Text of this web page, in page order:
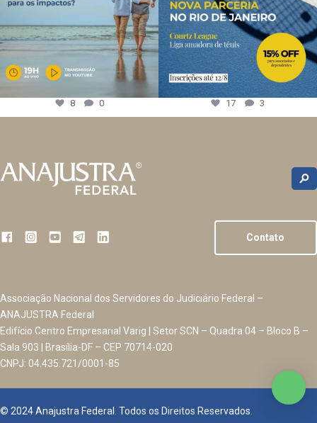
8 0 17 3
Contato
Associação Nacional dos Servidores do Judiciário Federal –
ANAJUSTRA Federal
Edifício Centro Empresarial Varig | Setor SCN – Quadra 04 – Bloco B –
Sala 903 | Brasília-DF – CEP 70714-020
CNPJ: 04.435.721/0001-85
© 2024 Anajustra Federal. Todos os Direitos Reservados.